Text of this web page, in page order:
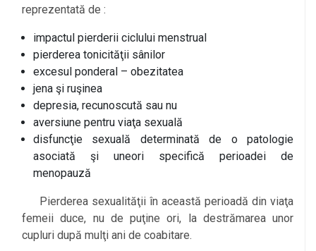
reprezentată de :
impactul pierderii ciclului menstrual
pierderea tonicităţii sânilor
excesul ponderal – obezitatea
jena şi ruşinea
depresia, recunoscută sau nu
aversiune pentru viaţa sexuală
disfuncţie sexuală determinată de o patologie
asociată şi uneori specifică perioadei de
menopauză
Pierderea sexualităţii în această perioadă din viaţa
femeii duce, nu de puţine ori, la destrămarea unor
cupluri după mulţi ani de coabitare.